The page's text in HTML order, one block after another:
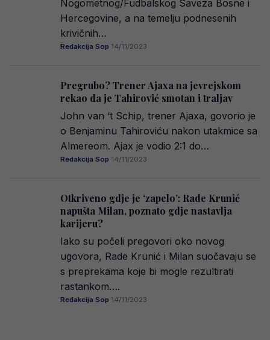
Nogometnog/Fudbalskog Saveza Bosne i
Hercegovine, a na temelju podnesenih
krivičnih…
Redakcija Sop·14/11/2023
Pregrubo? Trener Ajaxa na jevrejskom
rekao da je Tahirović smotan i traljav
John van ‘t Schip, trener Ajaxa, govorio je
o Benjaminu Tahiroviću nakon utakmice sa
Almereom. Ajax je vodio 2:1 do…
Redakcija Sop·14/11/2023
Otkriveno gdje je ‘zapelo’: Rade Krunić
napušta Milan, poznato gdje nastavlja
karijeru?
Iako su počeli pregovori oko novog
ugovora, Rade Krunić i Milan suočavaju se
s preprekama koje bi mogle rezultirati
rastankom….
Redakcija Sop·14/11/2023